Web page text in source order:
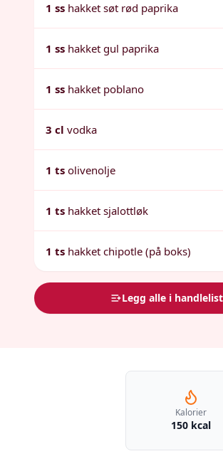
1 ss hakket søt rød paprika
1 ss hakket gul paprika
1 ss hakket poblano
3 cl vodka
1 ts olivenolje
1 ts hakket sjalottløk
1 ts hakket chipotle (på boks)
Legg alle i
Kalorier
150 kcal